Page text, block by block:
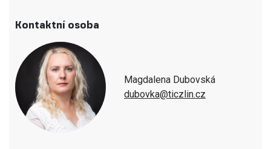
Kontaktní osoba
Magdalena Dubovská
dubovka@ticzlin.cz